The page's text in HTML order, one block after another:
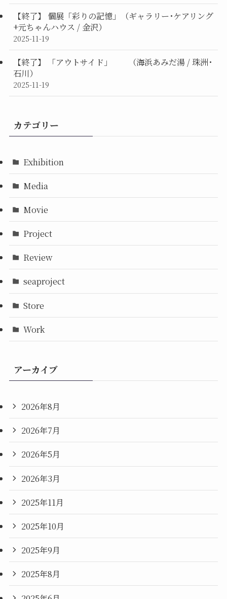
【終了】 個展「彩りの記憶」（ギャラリー･ケアリング
+元ちゃんハウス / 金沢）
2025-11-19
【終了】 「アウトサイド」 （海浜あみだ湯 / 珠洲･
石川）
2025-11-19
カテゴリー
Exhibition
Media
Movie
Project
Review
seaproject
Store
Work
アーカイブ
2026年8月
2026年7月
2026年5月
2026年3月
2025年11月
2025年10月
2025年9月
2025年8月